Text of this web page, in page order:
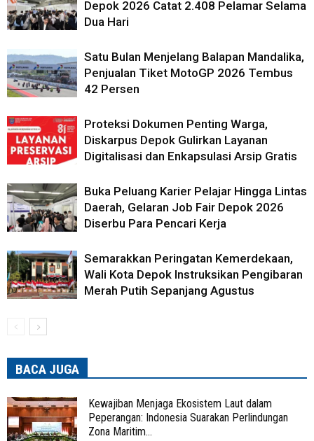
Depok 2026 Catat 2.408 Pelamar Selama
Dua Hari
Satu Bulan Menjelang Balapan Mandalika,
Penjualan Tiket MotoGP 2026 Tembus
42 Persen
Proteksi Dokumen Penting Warga,
Diskarpus Depok Gulirkan Layanan
Digitalisasi dan Enkapsulasi Arsip Gratis
Buka Peluang Karier Pelajar Hingga Lintas
Daerah, Gelaran Job Fair Depok 2026
Diserbu Para Pencari Kerja
Semarakkan Peringatan Kemerdekaan,
Wali Kota Depok Instruksikan Pengibaran
Merah Putih Sepanjang Agustus
BACA JUGA
Kewajiban Menjaga Ekosistem Laut dalam
Peperangan: Indonesia Suarakan Perlindungan
Zona Maritim...